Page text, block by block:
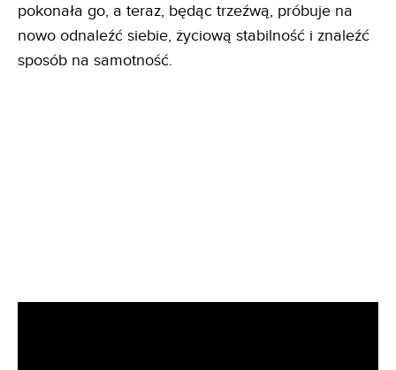
pokonała go, a teraz, będąc trzeźwą, próbuje na
nowo odnaleźć siebie, życiową stabilność i znaleźć
sposób na samotność.